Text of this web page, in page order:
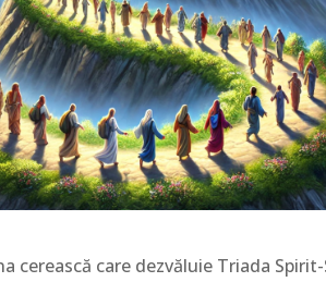
cerească care dezvăluie Triada